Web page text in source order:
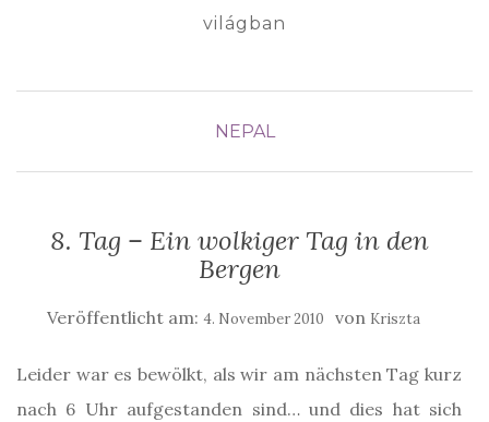
világban
NEPAL
8. Tag – Ein wolkiger Tag in den
Bergen
Veröffentlicht am: 4. November 2010 von Kriszta
Leider war es bewölkt, als wir am nächsten Tag kurz
nach 6 Uhr aufgestanden sind… und dies hat sich